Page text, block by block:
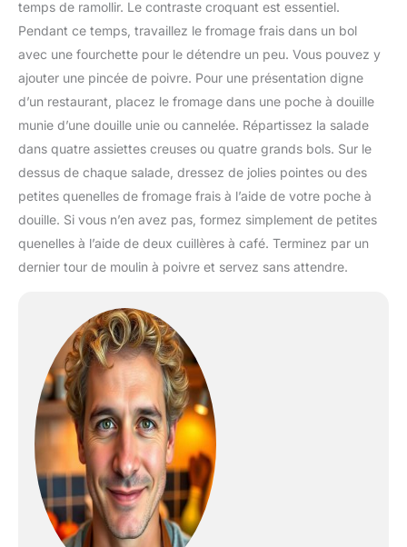
temps de ramollir. Le contraste croquant est essentiel.
Pendant ce temps, travaillez le fromage frais dans un bol
avec une fourchette pour le détendre un peu. Vous pouvez y
ajouter une pincée de poivre. Pour une présentation digne
d’un restaurant, placez le fromage dans une poche à douille
munie d’une douille unie ou cannelée. Répartissez la salade
dans quatre assiettes creuses ou quatre grands bols. Sur le
dessus de chaque salade, dressez de jolies pointes ou des
petites quenelles de fromage frais à l’aide de votre poche à
douille. Si vous n’en avez pas, formez simplement de petites
quenelles à l’aide de deux cuillères à café. Terminez par un
dernier tour de moulin à poivre et servez sans attendre.